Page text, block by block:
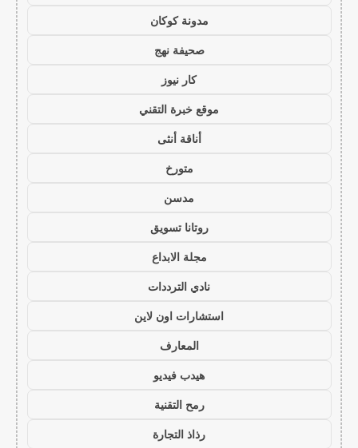
مدونة كوكان
صحيفة نهج
كار نيوز
موقع خبرة التقني
أناقة أنثى
متورخ
مدسن
روتانا تسويق
مجلة الابداع
نادي الترددات
استشارات اون لاين
المعارف
هيدب فيديو
رمح التقنية
رذاذ التجارة